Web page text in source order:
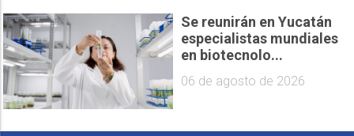
Se reunirán en Yucatán
especialistas mundiales
en biotecnolo...
06 de agosto de 2026